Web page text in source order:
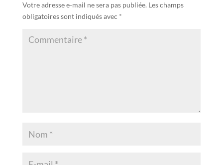
Votre adresse e-mail ne sera pas publiée. Les champs
obligatoires sont indiqués avec *